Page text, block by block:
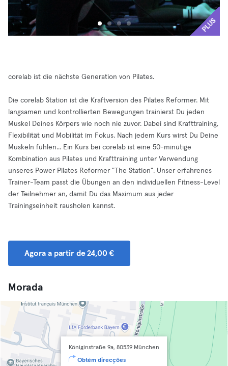
PLUS
corelab ist die nächste Generation von Pilates.
Die corelab Station ist die Kraftversion des Pilates Reformer. Mit
langsamen und kontrollierten Bewegungen trainierst Du jeden
Muskel Deines Körpers wie noch nie zuvor. Dabei sind Krafttraining,
Flexibilität und Mobilität im Fokus. Nach jedem Kurs wirst Du Deine
Muskeln fühlen... Ein Kurs bei corelab ist eine 50-minütige
Kombination aus Pilates und Krafttraining unter Verwendung
unseres Power Pilates Reformer "The Station". Unser erfahrenes
Trainer-Team passt die Übungen an den individuellen Fitness-Level
der Teilnehmer an, damit Du das Maximum aus jeder
Trainingseinheit rausholen kannst.
Agora a partir de 24,00 €
Morada
Königinstraße 9a, 80539 München
Obtém direcções